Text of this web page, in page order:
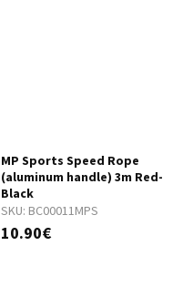
SKU: BC00011MPS
MP Sports Speed Rope
(aluminum handle) 3m Red-
Black
10.90€